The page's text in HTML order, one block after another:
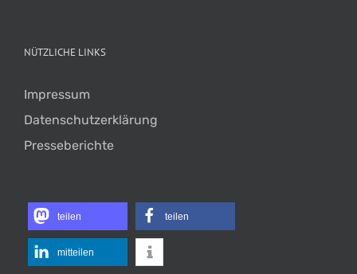
NÜTZLICHE LINKS
Impressum
Datenschutzerklärung
Presseberichte
teilen teilen
mitteilen